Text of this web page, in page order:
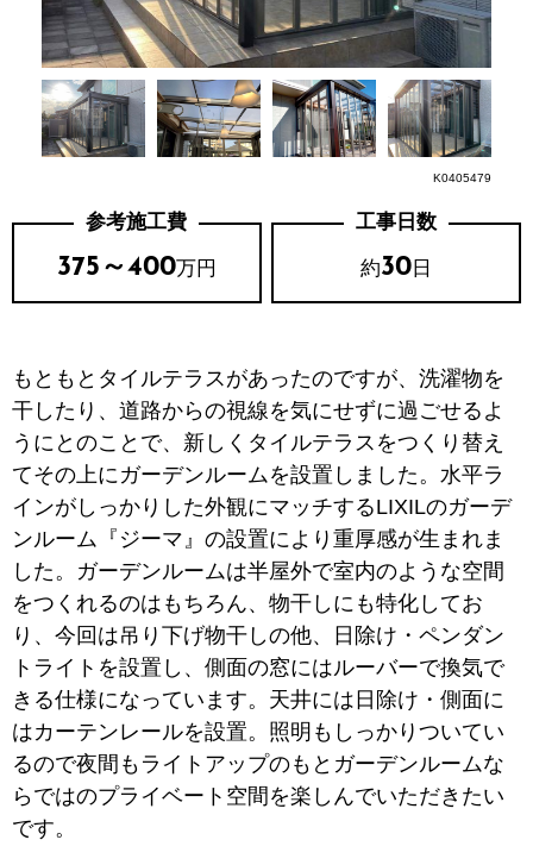
K0405479
参考施工費
375～400万円
工事日数
約30 日
もともとタイルテラスがあったのですが、洗濯物を
干したり、道路からの視線を気にせずに過ごせるよ
うにとのことで、新しくタイルテラスをつくり替え
てその上にガーデンルームを設置しました。水平ラ
インがしっかりした外観にマッチするLIXILのガーデ
ンルーム『ジーマ』の設置により重厚感が生まれま
した。ガーデンルームは半屋外で室内のような空間
をつくれるのはもちろん、物干しにも特化してお
り、今回は吊り下げ物干しの他、日除け・ペンダン
トライトを設置し、側面の窓にはルーバーで換気で
きる仕様になっています。天井には日除け・側面に
はカーテンレールを設置。照明もしっかりついてい
るので夜間もライトアップのもとガーデンルームな
らではのプライベート空間を楽しんでいただきたい
です。